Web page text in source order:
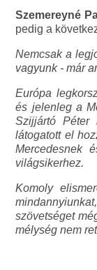
Szemereyné
pedig a
Nemcsak a
vagyunk - már
Európa
és jelenleg a
Szijjártó Péter
látogatott el
Mercedesnek
világsikerhez.
Komoly
szövetséget
mélység nem